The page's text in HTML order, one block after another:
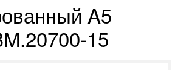
A5
15